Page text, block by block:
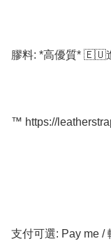
膠料: *高優質* 🇪🇺
™️ https://
支付可選: Pay me /